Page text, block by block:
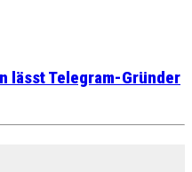
lässt Telegram-Gründer